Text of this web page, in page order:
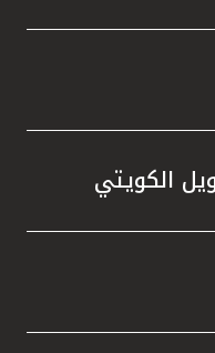
الكويتي